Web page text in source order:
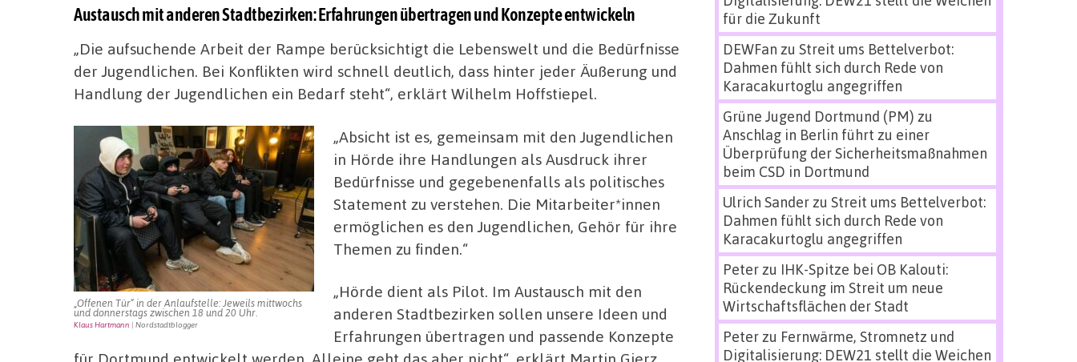
Austausch mit anderen Stadtbezirken: Erfahrungen übertragen und Konzepte entwickeln
„Die aufsuchende Arbeit der Rampe berücksichtigt die Lebenswelt und die Bedürfnisse
der Jugendlichen. Bei Konflikten wird schnell deutlich, dass hinter jeder Äußerung und
Handlung der Jugendlichen ein Bedarf steht“, erklärt Wilhelm Hoffstiepel.
„Offenen Tür“ in der Anlaufstelle: Jeweils mittwochs
und donnerstags zwischen 18 und 20 Uhr.
Klaus Hartmann | Nordstadtblogger
„Absicht ist es, gemeinsam mit den Jugendlichen
in Hörde ihre Handlungen als Ausdruck ihrer
Bedürfnisse und gegebenenfalls als politisches
Statement zu verstehen. Die Mitarbeiter*innen
ermöglichen es den Jugendlichen, Gehör für ihre
Themen zu finden.“
„Hörde dient als Pilot. Im Austausch mit den
anderen Stadtbezirken sollen unsere Ideen und
Erfahrungen übertragen und passende Konzepte
für die Zukunft
DEWFan zu Streit ums Bettelverbot:
Dahmen fühlt sich durch Rede von
Karacakurtoglu angegriffen
Grüne Jugend Dortmund (PM) zu
Anschlag in Berlin führt zu einer
Überprüfung der Sicherheitsmaßnahmen
beim CSD in Dortmund
Ulrich Sanderzu Streit ums Bettelverbot:
Dahmen fühlt sich durch Rede von
Karacakurtoglu angegriffen
Peterzu IHK-Spitze bei OB Kalouti:
Rückendeckung im Streit um neue
Wirtschaftsflächen der Stadt
Peterzu Fernwärme, Stromnetz und
Digitalisierung: DEW21 stellt die Weichen